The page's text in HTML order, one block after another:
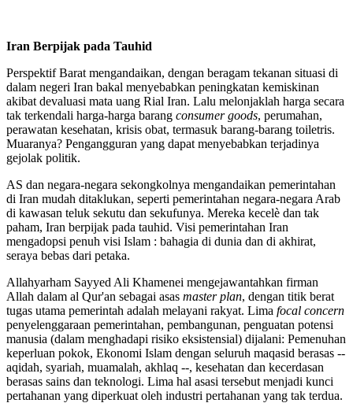
Iran Berpijak pada Tauhid
Perspektif Barat mengandaikan, dengan beragam tekanan situasi di
dalam negeri Iran bakal menyebabkan peningkatan kemiskinan
akibat devaluasi mata uang Rial Iran. Lalu melonjaklah harga secara
tak terkendali harga-harga barang consumer goods, perumahan,
perawatan kesehatan, krisis obat, termasuk barang-barang toiletris.
Muaranya? Pengangguran yang dapat menyebabkan terjadinya
gejolak politik.
AS dan negara-negara sekongkolnya mengandaikan pemerintahan
di Iran mudah ditaklukan, seperti pemerintahan negara-negara Arab
di kawasan teluk sekutu dan sekufunya. Mereka kecelè dan tak
paham, Iran berpijak pada tauhid. Visi pemerintahan Iran
mengadopsi penuh visi Islam : bahagia di dunia dan di akhirat,
seraya bebas dari petaka.
Allahyarham Sayyed Ali Khamenei mengejawantahkan firman
Allah dalam al Qur'an sebagai asas master plan, dengan titik berat
tugas utama pemerintah adalah melayani rakyat. Lima focal concern
penyelenggaraan pemerintahan, pembangunan, penguatan potensi
manusia (dalam menghadapi risiko eksistensial) dijalani: Pemenuhan
keperluan pokok, Ekonomi Islam dengan seluruh maqasid berasas --
aqidah, syariah, muamalah, akhlaq --, kesehatan dan kecerdasan
berasas sains dan teknologi. Lima hal asasi tersebut menjadi kunci
pertahanan yang diperkuat oleh industri pertahanan yang tak terdua.